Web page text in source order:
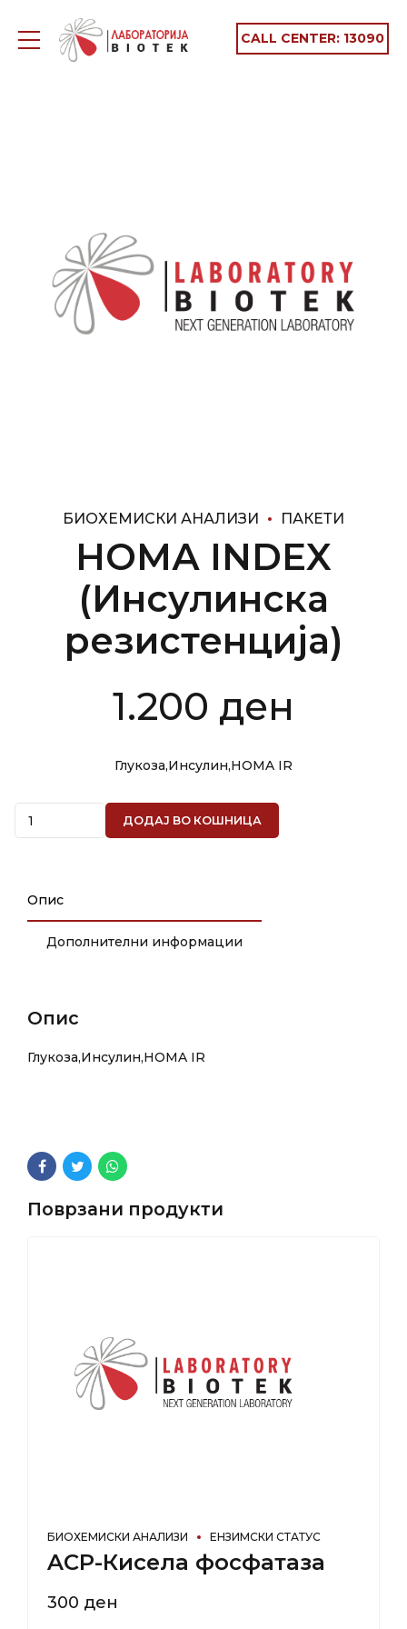
CALL CENTER: 13090
БИОХЕМИСКИ АНАЛИЗИ ПАКЕТИ
HОМА INDEX
(Инсулинска
резистенција)
1.200 ден
Глукоза,Инсулин,HOMA IR
Quantity ДОДАЈ ВО КОШНИЦА
Опис
Дополнителни информации
Опис
Глукоза,Инсулин,HOMA IR
Поврзани продукти
БИОХЕМИСКИ АНАЛИЗИ ЕНЗИМСКИ СТАТУС
ACP-Кисела фосфатаза
300 ден